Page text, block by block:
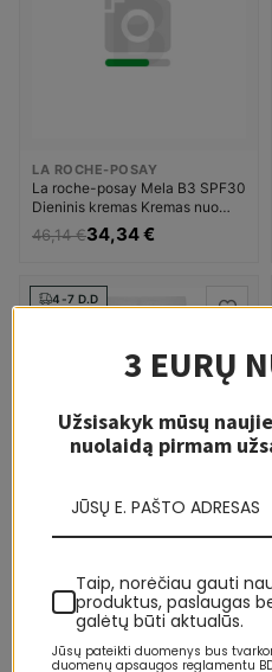
LA ROCHE-POSAY
La roche-posay Mela B3 SPF30
Dieninis kremas Kremas nuo
pigmentinių dėmių Moterims
46,14 €34,34 €
4-7 D.D
TOPICREM
dėmių Moterims
16,26 €
-13%
3 EURŲ
Užsisakyk mūsų
nuolaidą pirmam
Taip, norėčiau gauti
produktus, paslaugas
galėtų būti aktualūs.
Jūsų pateikti duomenys bus
duomenų apsaugos reglamentu